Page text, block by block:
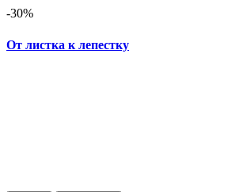
-30%
От листка к лепестку